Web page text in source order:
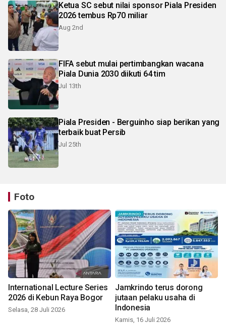
Ketua SC sebut nilai sponsor Piala Presiden
2026 tembus Rp70 miliar
Aug 2nd
FIFA sebut mulai pertimbangkan wacana
Piala Dunia 2030 diikuti 64 tim
Jul 13th
Piala Presiden - Berguinho siap berikan yang
terbaik buat Persib
Jul 25th
Foto
International Lecture Series
2026 di Kebun Raya Bogor
Selasa, 28 Juli 2026
Jamkrindo terus dorong
jutaan pelaku usaha di
Indonesia
Kamis, 16 Juli 2026